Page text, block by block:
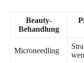
Beauty-
Behandlung
Microneedling